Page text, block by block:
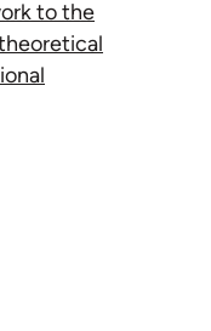
to the